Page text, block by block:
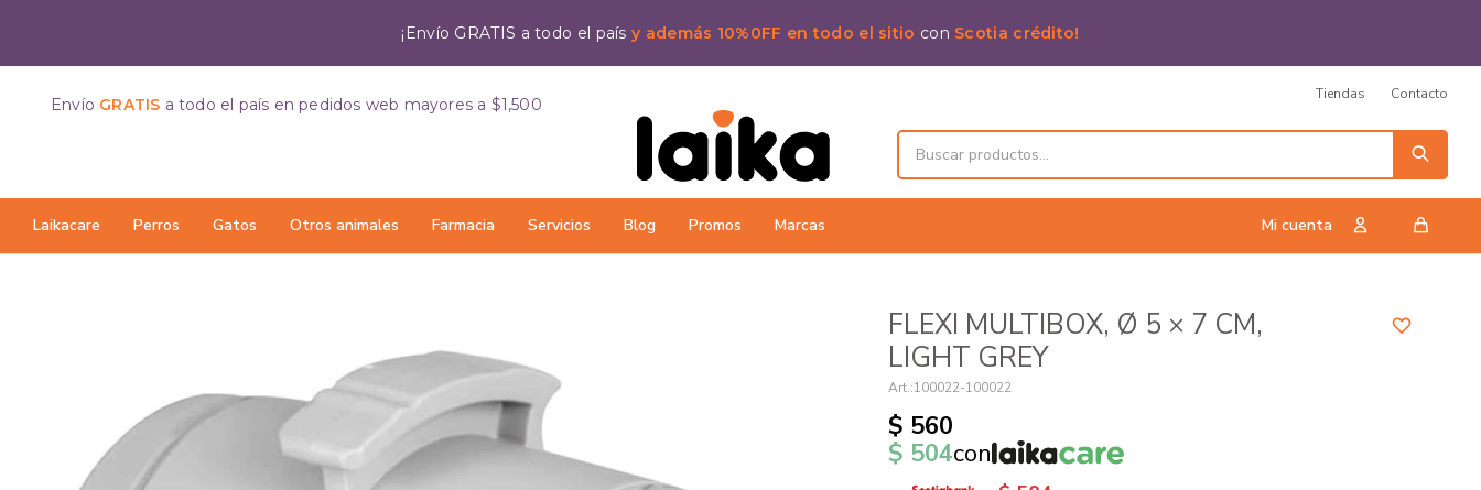
¡Envío GRATIS a todo el paísy además 10%0FF en todo el sitio con Scotia crédito!
Laikacare Perros Gatos Otros animales Farmacia Servicios Blog Promos Marcas
Envío GRATIS a todo el país en pedidos web mayores a $1,500
Tiendas Contacto
FLEXI MULTIBOX, Ø 5 × 7 CM,
LIGHT GREY
100022-100022
$ 560
$ 504con